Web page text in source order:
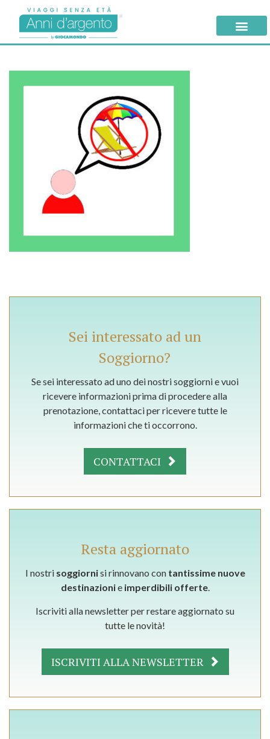
Sei interessato ad un
Soggiorno?
Se sei interessato ad uno dei nostri soggiorni e vuoi
ricevere informazioni prima di procedere alla
prenotazione, contattaci per ricevere tutte le
informazioni che ti occorrono.
CONTATTACI
Resta aggiornato
I nostri soggiornisi rinnovano con tantissime nuove
destinazionie imperdibili offerte.
Iscriviti alla newsletter per restare aggiornato su
tutte le novità!
ISCRIVITI ALLA NEWSLETTER